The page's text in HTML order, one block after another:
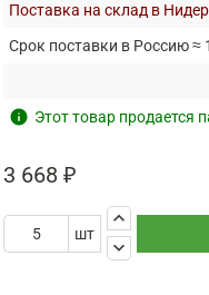
Поставка на склад в
Срок поставки в Россию ≈
info Этот товар продается
3 668 ₽
шт
keyboard_arrow_up
keyboard_arrow_down